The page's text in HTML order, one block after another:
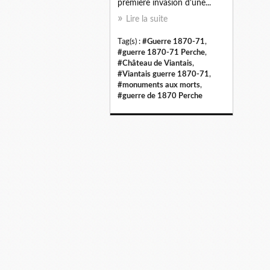
première invasion d'une...
Lire la suite
Tag(s) : #Guerre 1870-71,
#guerre 1870-71 Perche,
#Château de Viantais,
#Viantais guerre 1870-71,
#monuments aux morts,
#guerre de 1870 Perche